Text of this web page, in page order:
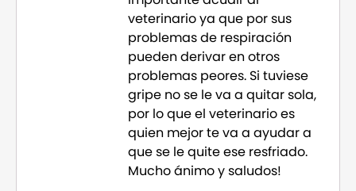
veterinario ya que por sus
problemas de respiración
pueden derivar en otros
problemas peores. Si tuviese
gripe no se le va a quitar sola,
por lo que el veterinario es
quien mejor te va a ayudar a
que se le quite ese resfriado.
Mucho ánimo y saludos!